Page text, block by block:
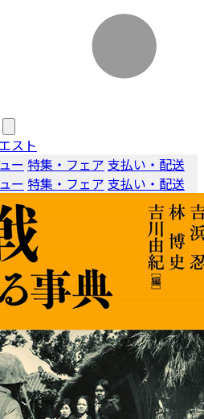
スト
ー 特集・フェア 支払い・配送
ー 特集・フェア 支払い・配送